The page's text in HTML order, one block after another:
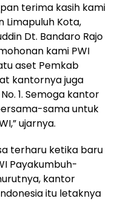
terima kasih kami
Kota,
Dt. Bandaro Rajo
kami PWI
aset Pemkab
kantornya juga
1. Semoga kantor
sama untuk
ujarnya.
terharu ketika baru
Payakumbuh-
kantor
itu letaknya